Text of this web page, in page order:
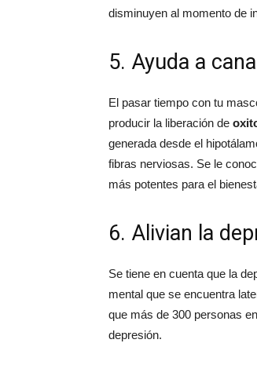
disminuyen al momento de
5. Ayuda a
El pasar tiempo con tu
producir la liberación de
generada desde el
fibras nerviosas. Se le
más potentes para el
6. Alivian la
Se tiene en cuenta que la
mental que se encuentra
que más de 300 personas
depresión.